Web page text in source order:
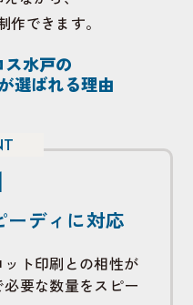
作できます。
ス水戸の
選ばれる理由
ーディに対応
ト印刷との相性が
要な数量をスピー